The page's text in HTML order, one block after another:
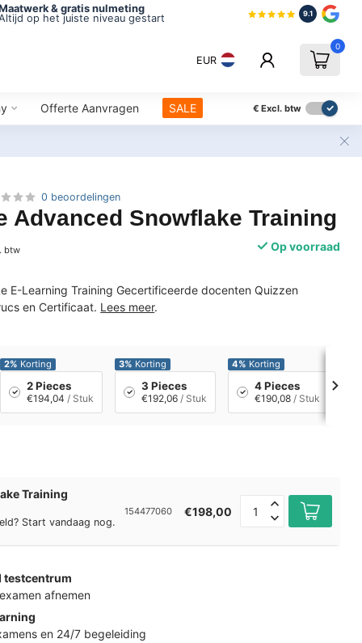
& gratis nulmeting
op het juiste niveau gestart
9.1
EUR
0
Offerte Aanvragen SALE € Excl. btw
0 beoordelingen
Advanced Snowflake Training
btw Op voorraad
E-Learning Training Gecertificeerde docenten Quizzen
en Certificaat. Lees meer.
2% Korting
2 Pieces
€194,04 / Stuk
3% Korting
3 Pieces
€192,06 / Stuk
4% Korting
4 Pieces
€190,08 / Stuk
Training
Start vandaag nog.
154477060 €198,00
testcentrum
afnemen
en 24/7 begeleiding